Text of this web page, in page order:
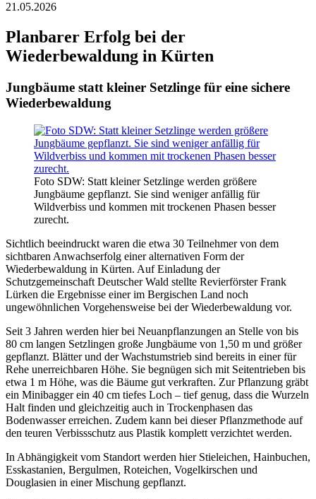
21.05.2026
Planbarer Erfolg bei der
Wiederbewaldung in Kürten
Jungbäume statt kleiner Setzlinge für eine sichere
Wiederbewaldung
Foto SDW: Statt kleiner Setzlinge werden größere
Jungbäume gepflanzt. Sie sind weniger anfällig für
Wildverbiss und kommen mit trockenen Phasen besser
zurecht.
Sichtlich beeindruckt waren die etwa 30 Teilnehmer von dem
sichtbaren Anwachserfolg einer alternativen Form der
Wiederbewaldung in Kürten. Auf Einladung der
Schutzgemeinschaft Deutscher Wald stellte Revierförster Frank
Lürken die Ergebnisse einer im Bergischen Land noch
ungewöhnlichen Vorgehensweise bei der Wiederbewaldung vor.
Seit 3 Jahren werden hier bei Neuanpflanzungen an Stelle von bis
80 cm langen Setzlingen große Jungbäume von 1,50 m und größer
gepflanzt. Blätter und der Wachstumstrieb sind bereits in einer für
Rehe unerreichbaren Höhe. Sie begnügen sich mit Seitentrieben bis
etwa 1 m Höhe, was die Bäume gut verkraften. Zur Pflanzung gräbt
ein Minibagger ein 40 cm tiefes Loch – tief genug, dass die Wurzeln
Halt finden und gleichzeitig auch in Trockenphasen das
Bodenwasser erreichen. Zudem kann bei dieser Pflanzmethode auf
den teuren Verbissschutz aus Plastik komplett verzichtet werden.
In Abhängigkeit vom Standort werden hier Stieleichen, Hainbuchen,
Esskastanien, Bergulmen, Roteichen, Vogelkirschen und
Douglasien in einer Mischung gepflanzt.